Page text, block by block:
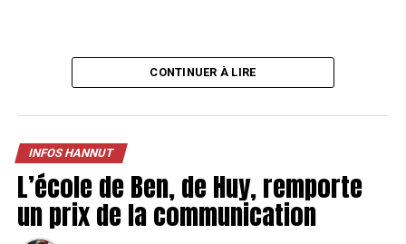
CONTINUER À LIRE
INFOS HANNUT
L’école de Ben, de Huy, remporte
un prix de la communication